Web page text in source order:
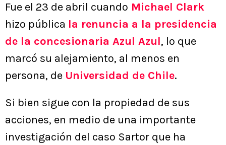
Fue el 23 de abril cuando Michael Clark
hizo pública la renuncia a la presidencia
de la concesionaria Azul Azul, lo que
marcó su alejamiento, al menos en
persona, de Universidad de Chile.
Si bien sigue con la propiedad de sus
acciones, en medio de una importante
investigación del caso Sartor que ha